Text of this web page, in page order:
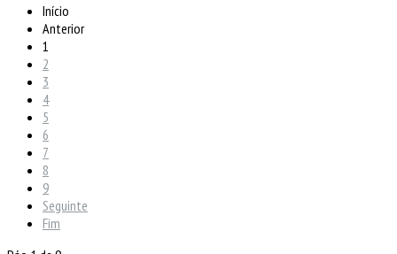
Início
Anterior
1
2
3
4
5
6
7
8
9
Seguinte
Fim